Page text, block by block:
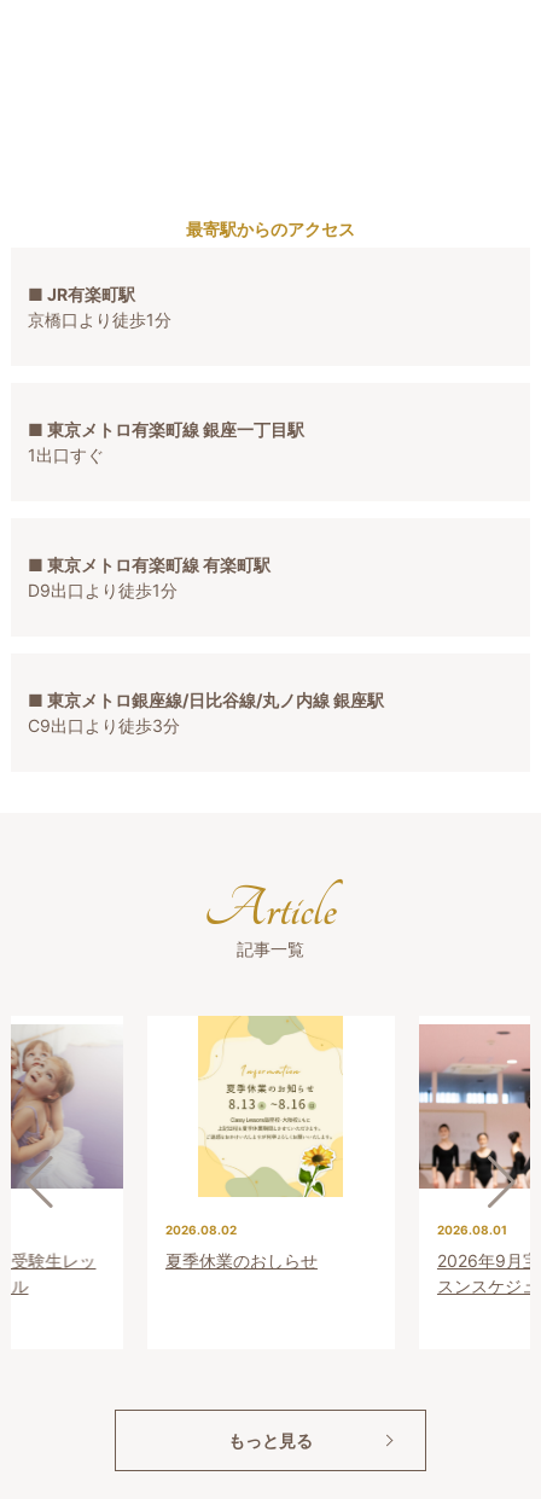
最寄駅からのアクセス
■ JR有楽町駅
京橋口より徒歩1分
■ 東京メトロ有楽町線 銀座一丁目駅
1出口すぐ
■ 東京メトロ有楽町線 有楽町駅
D9出口より徒歩1分
■ 東京メトロ銀座線/日比谷線/丸ノ内線 銀座駅
C9出口より徒歩3分
Article
記事一覧
受験生レッ
ル
2026.08.02
夏季休業のおしらせ
2026.08.01
2026年9月
スンスケジ
もっと見る